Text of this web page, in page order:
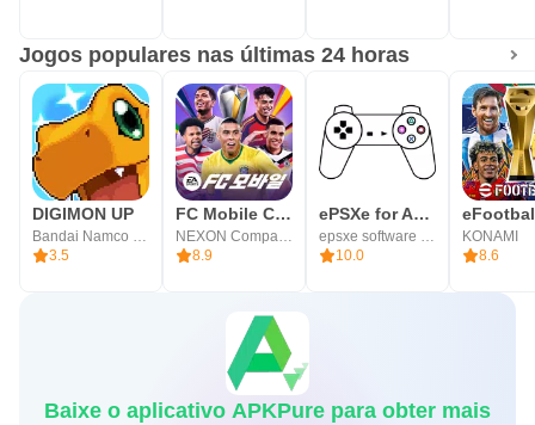
Jogos populares nas últimas 24 horas
DIGIMON UP
3.5
FC Mobile Coreano
8.9
ePSXe for Android
10.0
KONAMI
8.6
Baixe o aplicativo APKPure para obter mais